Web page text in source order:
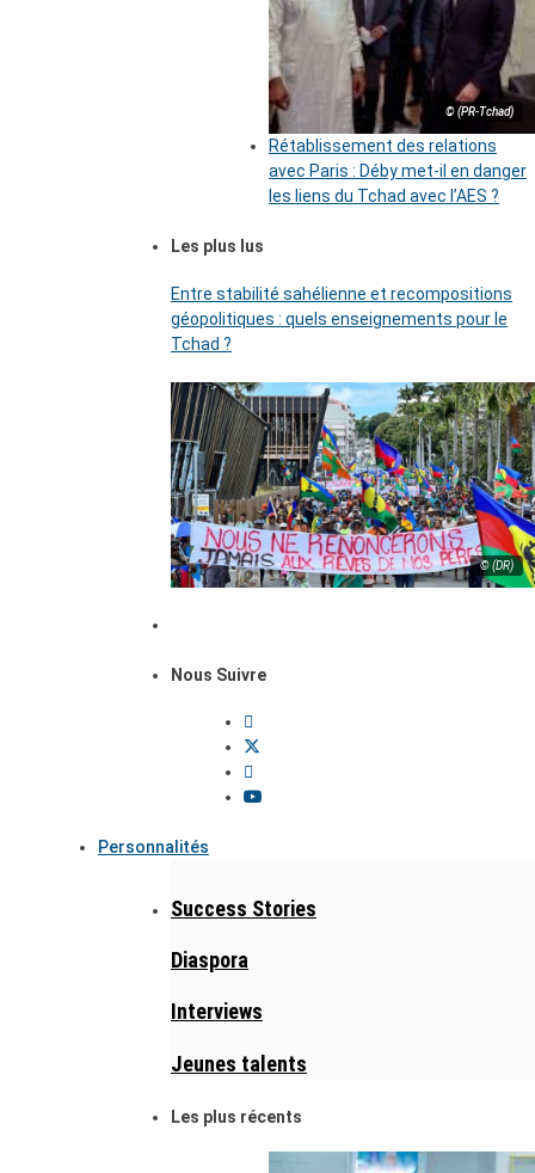
© (PR-Tchad)
Rétablissement des relations
avec Paris : Déby met-il en danger
les liens du Tchad avec l’AES ?
Les plus lus
Entre stabilité sahélienne et recompositions
géopolitiques : quels enseignements pour le
Tchad ?
© (DR)
Nous Suivre
Personnalités
Success Stories
Diaspora
Interviews
Jeunes talents
Les plus récents